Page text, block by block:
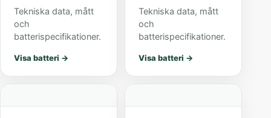
Tekniska data, mått
och
batterispecifikationer.
Visa batteri →
Tekniska data, mått
och
batterispecifikationer.
Visa batteri →